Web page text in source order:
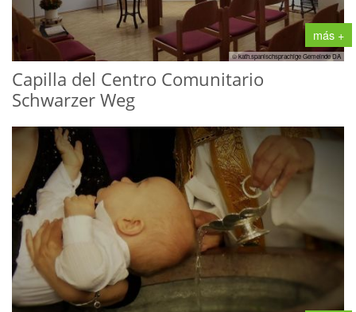
más +
© kath.spanischsprachige Gemeinde DA
Capilla del Centro Comunitario
Schwarzer Weg